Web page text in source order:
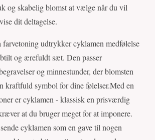
og skabelig blomst at vælge når du vil
dit deltagelse.
farvetoning udtrykker cyklamen medfølelse
og ærefuldt sæt. Den passer
og minnestunder, der blomsten
kraftfuld symbol for dine følelser.Med en
er cyklamen - klassisk en prisværdig
at du bruger meget for at imponere.
cyklamen som en gave til nogen